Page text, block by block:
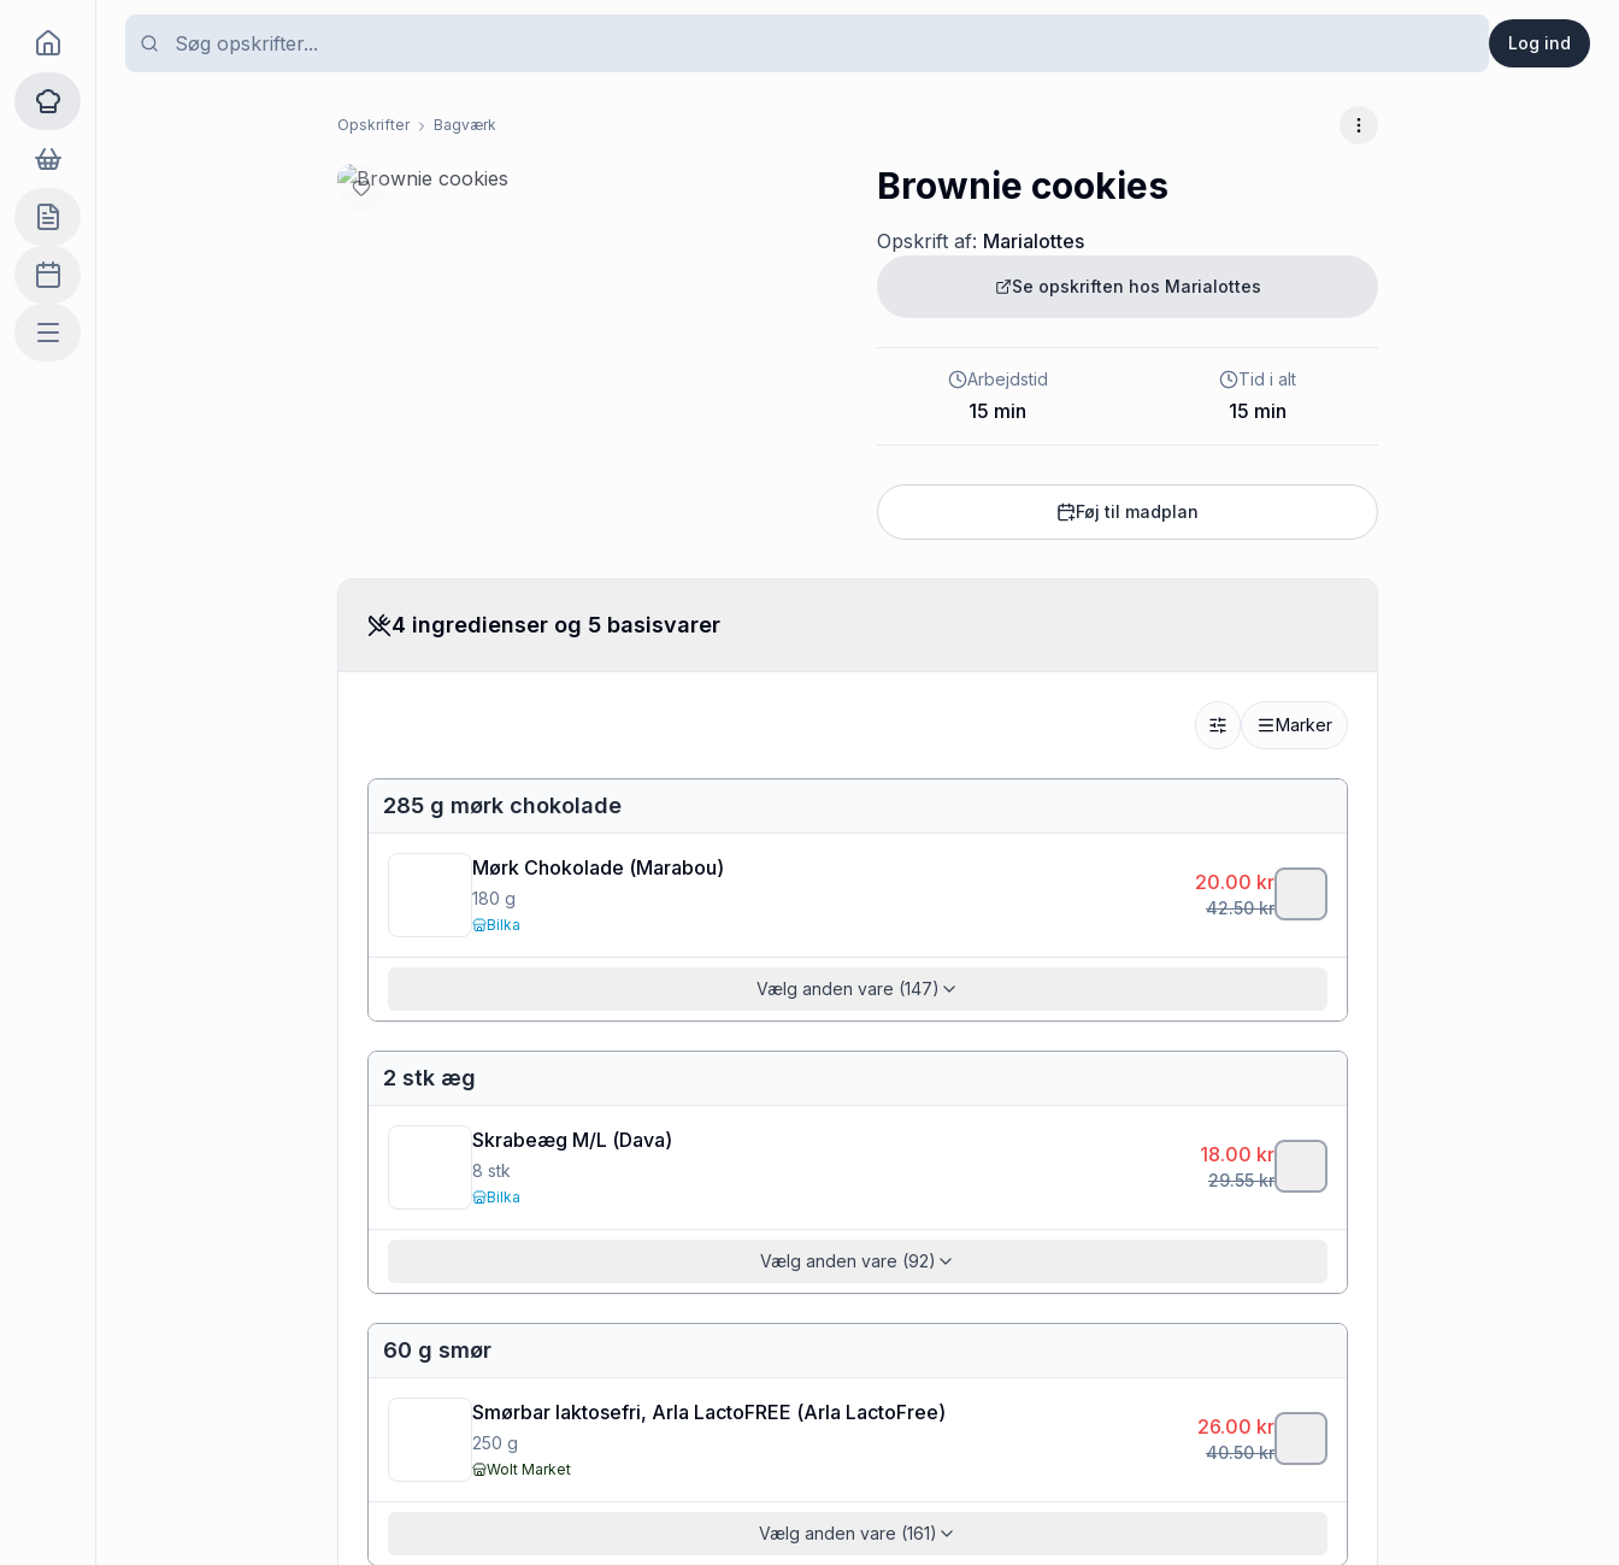
Log ind
Goma
Opskrifter
Dagligvarer
Indkøbslisten
Madplan
Mere
Opskrifter Bagværk Flere muligheder
Brownie cookies
Opskrift af: Marialottes
Se opskriften hos Marialottes
Arbejdstid
15 min
Tid i alt
15 min
Føj til madplan
4 ingredienser og 5 basisvarer
Marker
285 g mørk chokolade
Mørk Chokolade (Marabou)
180 g
Bilka
20.00 kr
42.50kr
Vælg anden vare (147)
2 stk æg
Skrabeæg M/L (Dava)
8 stk
Bilka
18.00 kr
29.55kr
Vælg anden vare (92)
60 g smør
Smørbar laktosefri, Arla LactoFREE (Arla LactoFree)
250 g
Wolt Market
26.00 kr
40.50kr
Vælg anden vare (161)